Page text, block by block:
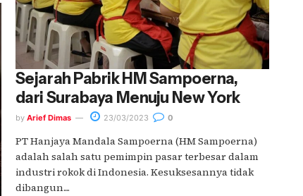
Sejarah Pabrik HM Sampoerna,
dari Surabaya Menuju New York
by Arief Dimas 23/03/2023 0
PT Hanjaya Mandala Sampoerna (HM Sampoerna)
adalah salah satu pemimpin pasar terbesar dalam
industri rokok di Indonesia. Kesuksesannya tidak
dibangun....